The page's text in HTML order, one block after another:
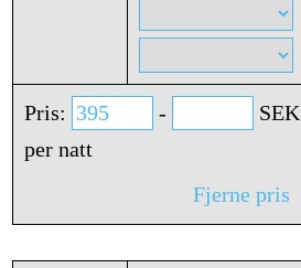
Pris: -
SEK
per natt
Fjerne pris